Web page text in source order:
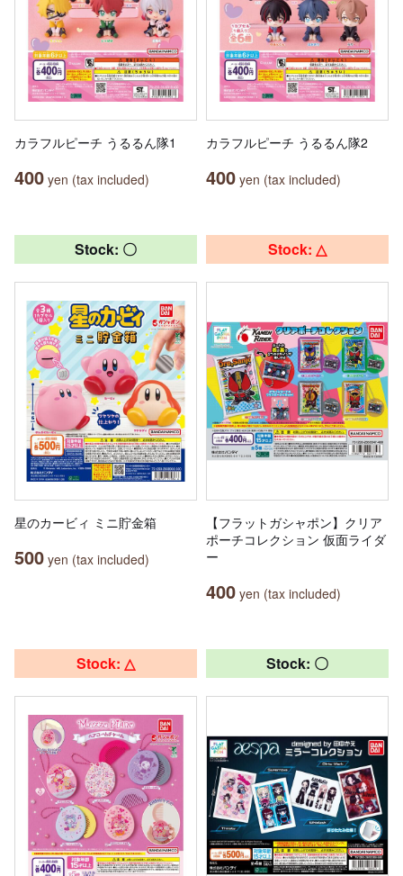
カラフルピーチ うるるん隊1
400 yen (tax included)
カラフルピーチ うるるん隊2
400 yen (tax included)
Stock: 〇
星のカービィ ミニ貯金箱
500 yen (tax included)
Stock: △
【フラットガシャポン】クリア
ポーチコレクション 仮面ライダ
ー
400 yen (tax included)
Stock: △ Stock: 〇